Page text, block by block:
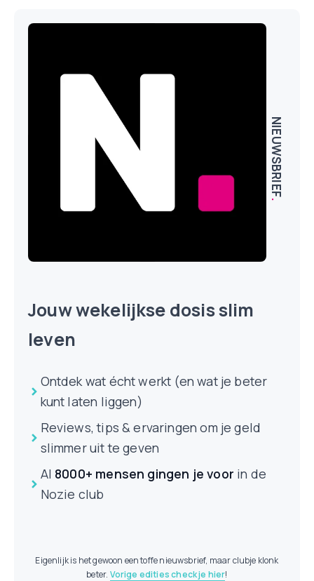
NIEUWSBRIEF
.
Jouw wekelijkse dosis slim
leven
Ontdek wat écht werkt (en wat je beter
kunt laten liggen)
Reviews, tips & ervaringen om je geld
slimmer uit te geven
Al 8000+ mensen gingen je voor in de
Nozie club
Eigenlijk is het gewoon een toffe nieuwsbrief, maar clubje klonk
beter. Vorige edities check je hier!